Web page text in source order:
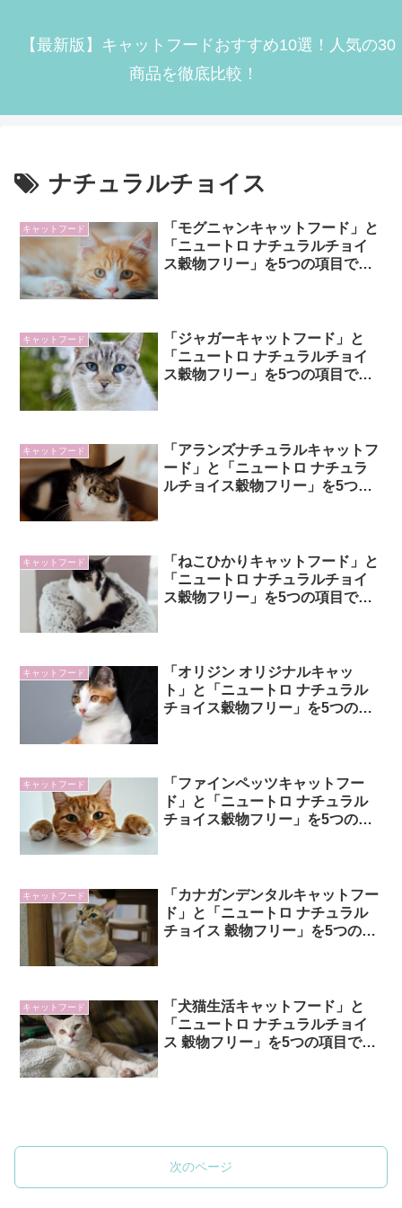
【最新版】キャットフードおすすめ10選！人気の30
商品を徹底比較！
ナチュラルチョイス
キャットフード
「モグニャンキャットフード」と
「ニュートロ ナチュラルチョイ
ス穀物フリー」を5つの項目で比
キャットフード
「ジャガーキャットフード」と
「ニュートロ ナチュラルチョイ
ス穀物フリー」を5つの項目で比
キャットフード
「アランズナチュラルキャットフ
ード」と「ニュートロ ナチュラ
ルチョイス穀物フリー」を5つの
キャットフード
「ねこひかりキャットフード」と
「ニュートロ ナチュラルチョイ
ス穀物フリー」を5つの項目で比
キャットフード
「オリジン オリジナルキャッ
ト」と「ニュートロ ナチュラル
チョイス穀物フリー」を5つの項
キャットフード
「ファインペッツキャットフー
ド」と「ニュートロ ナチュラル
チョイス穀物フリー」を5つの項
キャットフード
「カナガンデンタルキャットフー
ド」と「ニュートロ ナチュラル
チョイス 穀物フリー」を5つの項
キャットフード
「犬猫生活キャットフード」と
「ニュートロ ナチュラルチョイ
ス 穀物フリー」を5つの項目で比
次のページ